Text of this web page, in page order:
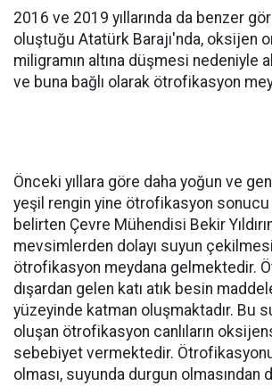
2016 ve 2019 yıllarında da benzer
oluştuğu Atatürk Barajı'nda, oksijen
miligramın altına düşmesi nedeniyle
ve buna bağlı olarak ötrofikasyon
Önceki yıllara göre daha yoğun ve
yeşil rengin yine ötrofikasyon
belirten Çevre Mühendisi Bekir
mevsimlerden dolayı suyun
ötrofikasyon meydana gelmektedir.
dışardan gelen katı atık besin
yüzeyinde katman oluşmaktadır. Bu
oluşan ötrofikasyon canlıların
sebebiyet vermektedir.
olması, suyunda durgun olmasından